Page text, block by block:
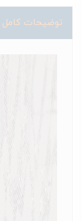
توضیحات کامل